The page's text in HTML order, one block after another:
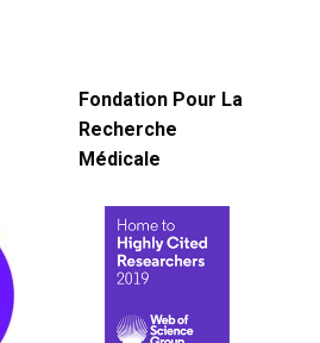
Fondation Pour La
Recherche
Médicale